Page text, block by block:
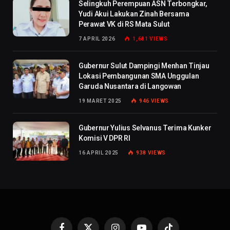
Selingkuh Perempuan ASN Terbongkar,
Yudi Akui Lakukan Zinah Bersama
Perawat VK di RS Mata Sulut
7 APRIL 2026 1,681VIEWS
Gubernur Sulut Dampingi Menhan Tinjau
Lokasi Pembangunan SMA Unggulan
Garuda Nusantara di Langowan
19 MARET 2025 946 VIEWS
Gubernur Yulius Selvanus Terima Kunker
Komisi V DPR RI
16 APRIL 2025 938 VIEWS